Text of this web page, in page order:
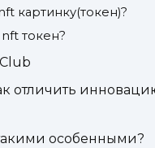
картинку(токен)?
токен?
отличить
особенными?